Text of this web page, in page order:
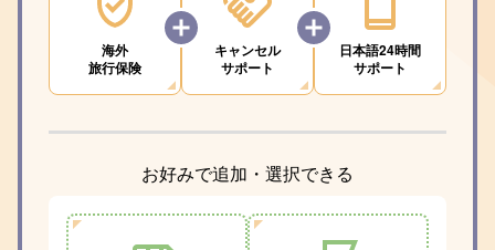
海外
旅行保険
キャンセル
サポート
日本語24時間
サポート
お好みで追加・選択できる